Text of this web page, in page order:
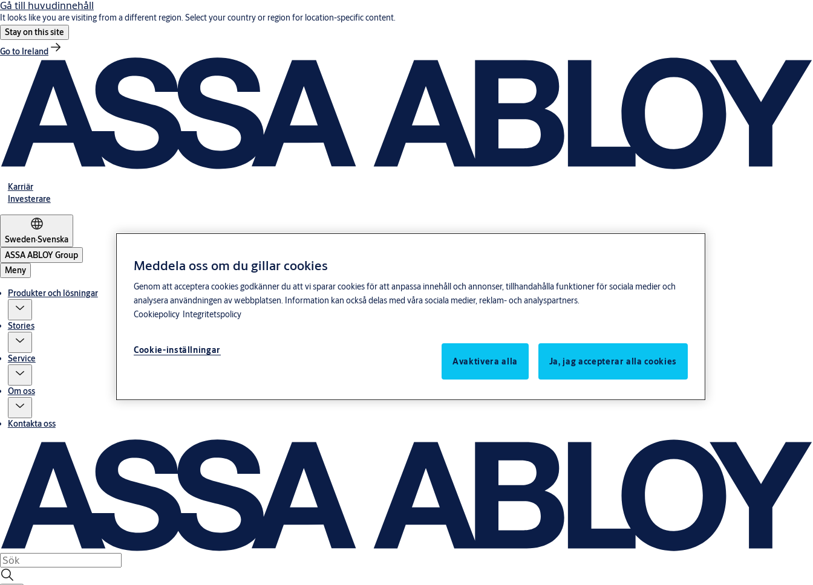
Gå till huvudinnehåll
It looks like you are visiting from a different region. Select your country or region for location-specific content.
Stay on this site
Go to Ireland
Karriär
Investerare
Sweden·Svenska
ASSA ABLOY Group
Meny
Produkter och lösningar
Stories
Service
Om oss
Kontakta oss
Meddela oss om du gillar cookies
Genom att acceptera cookies godkänner du att vi sparar cookies för att anpassa innehåll och annonser, tillhandahålla funktioner för sociala medier och
analysera användningen av webbplatsen. Information kan också delas med våra sociala medier, reklam- och analyspartners.
Cookiepolicy Integritetspolicy
Cookie-inställningar
Avaktivera alla
Ja, jag accepterar alla cookies